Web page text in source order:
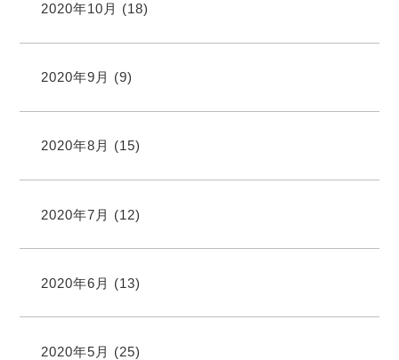
2020年10月 (18)
2020年9月 (9)
2020年8月 (15)
2020年7月 (12)
2020年6月 (13)
2020年5月 (25)